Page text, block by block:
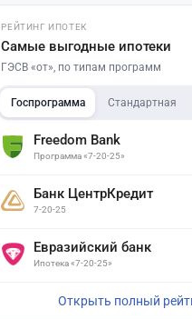
РЕЙТИНГ ИПОТЕК
Самые выгодные ипотеки
ГЭСВ «от», по типам программ
Госпрограмма Стандартная
Freedom Bank
Программа «7-20-25»
Банк ЦентрКредит
7-20-25
Евразийский банк
Ипотека «7-20-25»
Открыть полный